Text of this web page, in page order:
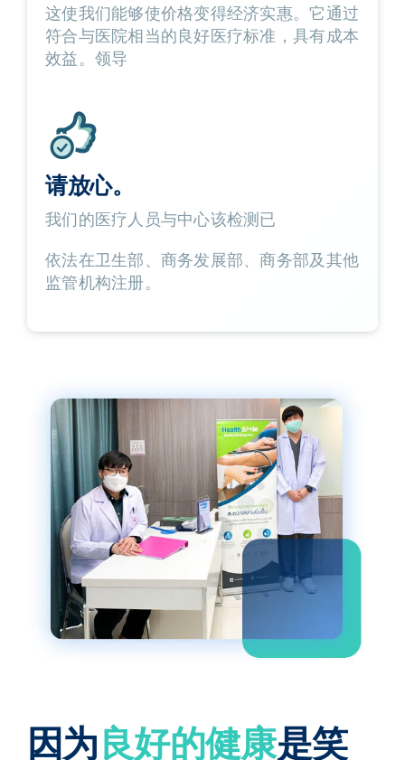
这使我们能够使价格变得经济实惠。它通过
符合与医院相当的良好医疗标准，具有成本
效益。领导
请放心。
我们的医疗人员与中心该检测已
依法在卫生部、商务发展部、商务部及其他
监管机构注册。
因为良好的健康是笑